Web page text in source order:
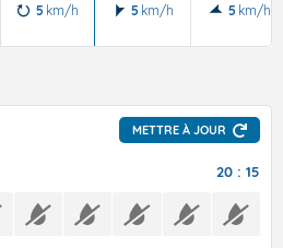
5 km/h 5 km/h 5 km/h
METTRE À JOUR
20 : 15